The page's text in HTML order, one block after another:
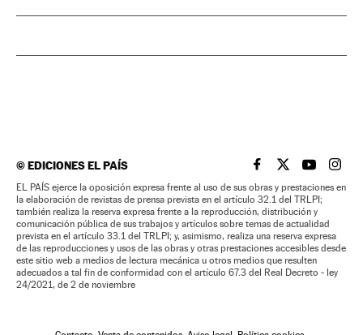
©EDICIONES EL PAÍS EL PAÍS BRASIL EN
EL PAÍSEL PAÍS
EL
EL PAÍS ejerce la oposición expresa frente al uso de sus obras y prestaciones en
la elaboración de revistas de prensa prevista en el artículo 32.1 del TRLPI;
también realiza la reserva expresa frente a la reproducción, distribución y
comunicación pública de sus trabajos y artículos sobre temas de actualidad
prevista en el artículo 33.1 del TRLPI; y, asimismo, realiza una reserva expresa
de las reproducciones y usos de las obras y otras prestaciones accesibles desde
este sitio web a medios de lectura mecánica u otros medios que resulten
adecuados a tal fin de conformidad con el artículo 67.3 del Real Decreto - ley
24/2021, de 2 de noviembre